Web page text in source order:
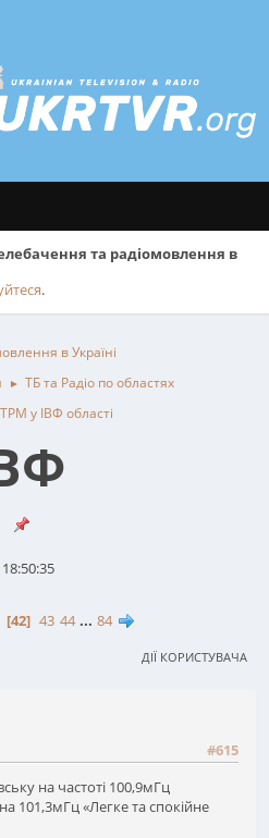
та радіомовлення в
.
в Україні
► ТБ та Радіо по областях
ТРМ у ІВФ області
42 43 44 ... 84
ДІЇ КОРИСТУВАЧА
#615
на частоті 100,9мГц
101,3мГц «Легке та спокійне